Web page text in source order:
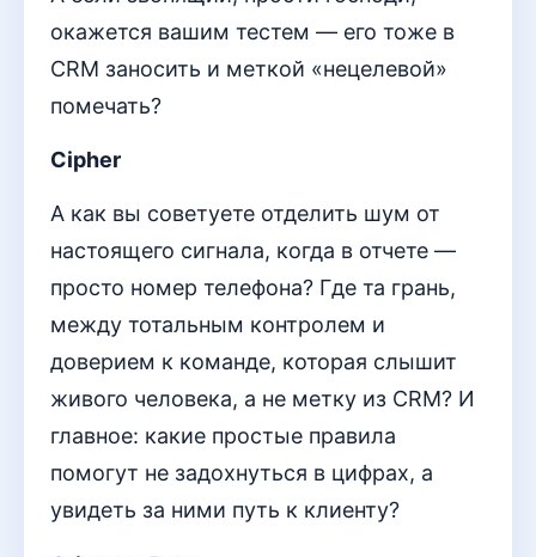
окажется вашим тестем — его тоже в
CRM заносить и меткой «нецелевой»
помечать?
Cipher
А как вы советуете отделить шум от
настоящего сигнала, когда в отчете —
просто номер телефона? Где та грань,
между тотальным контролем и
доверием к команде, которая слышит
живого человека, а не метку из CRM? И
главное: какие простые правила
помогут не задохнуться в цифрах, а
увидеть за ними путь к клиенту?